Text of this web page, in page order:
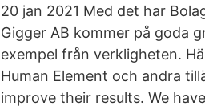
20 jan 2021 Med det har
Gigger AB kommer på goda
exempel från verkligheten.
Human Element och andra
improve their results. We